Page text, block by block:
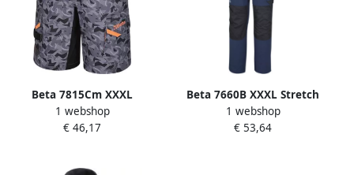
Beta 7815Cm XXXL
Werkbermuda |
Camouflagegrijs 078150306
1 webshop
€ 46,17
Beta 7660B XXXL Stretch
Werkbroeken 076600106
1 webshop
€ 53,64